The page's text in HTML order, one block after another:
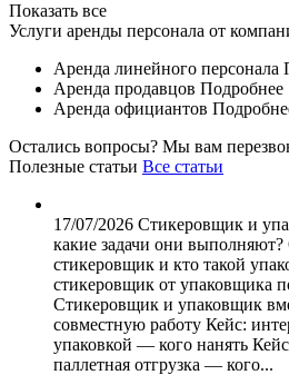
Показать все
Услуги аренды персонала от
Аренда линейного персонала
Аренда продавцов Подробнее
Аренда официантов
Остались вопросы? Мы вам
Полезные статьи Все статьи
17/07/2026 Стикеровщик и
какие задачи они выполняют?
стикеровщик и кто такой
стикеровщик от упаковщика
Стикеровщик и упаковщик
совместную работу Кейс:
упаковкой — кого нанять
паллетная отгрузка — кого...